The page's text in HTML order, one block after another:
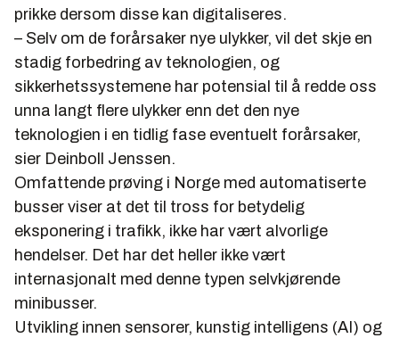
prikke dersom disse kan digitaliseres.
– Selv om de forårsaker nye ulykker, vil det skje en
stadig forbedring av teknologien, og
sikkerhetssystemene har potensial til å redde oss
unna langt flere ulykker enn det den nye
teknologien i en tidlig fase eventuelt forårsaker,
sier Deinboll Jenssen.
Omfattende prøving i Norge med automatiserte
busser viser at det til tross for betydelig
eksponering i trafikk, ikke har vært alvorlige
hendelser. Det har det heller ikke vært
internasjonalt med denne typen selvkjørende
minibusser.
Utvikling innen sensorer, kunstig intelligens (AI) og